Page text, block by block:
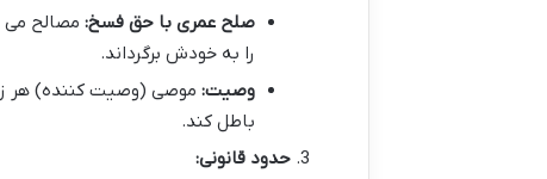
صلح عمری با حق فسخ: مصالح می
را به خودش برگرداند.
وصیت: موصی (وصیت کننده) هر
باطل کند.
حدود قانونی: